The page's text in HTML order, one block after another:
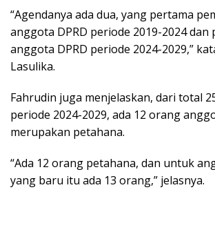
“Agendanya ada dua, yang pertama
anggota DPRD periode 2019-2024 dan
anggota DPRD periode 2024-2029,”
Lasulika.
Fahrudin juga menjelaskan, dari total
periode 2024-2029, ada 12 orang
merupakan petahana.
“Ada 12 orang petahana, dan untuk
yang baru itu ada 13 orang,” jelasnya.